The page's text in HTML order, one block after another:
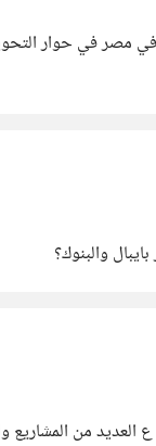
في مصر في حوار
والبنوك؟
منها الكثير وقدمت ع